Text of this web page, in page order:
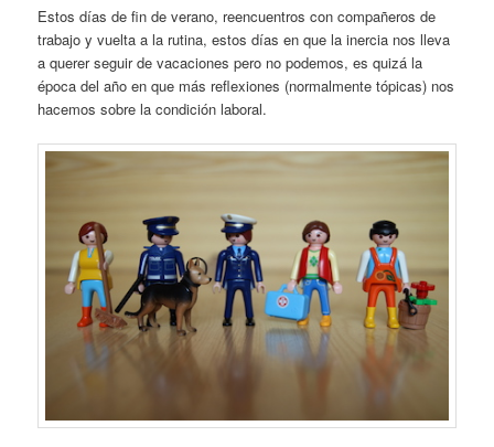
Estos días de fin de verano, reencuentros con compañeros de
trabajo y vuelta a la rutina, estos días en que la inercia nos lleva
a querer seguir de vacaciones pero no podemos, es quizá la
época del año en que más reflexiones (normalmente tópicas) nos
hacemos sobre la condición laboral.